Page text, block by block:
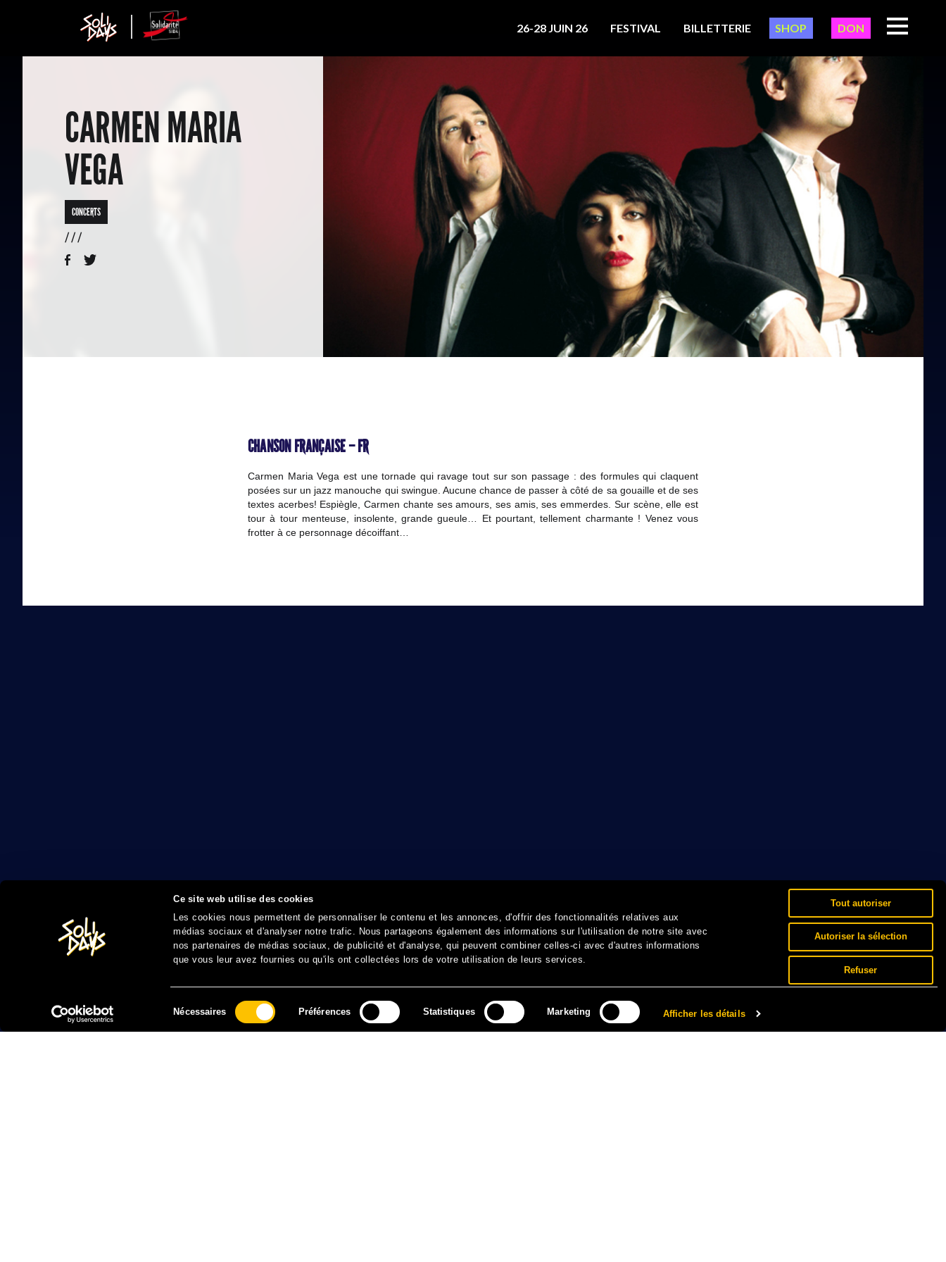
Ce site web utilise des cookies
Les cookies nous permettent de personnaliser le contenu et les annonces, d'offrir des fonctionnalités relatives aux
médias sociaux et d'analyser notre trafic. Nous partageons également des informations sur l'utilisation de notre site avec
nos partenaires de médias sociaux, de publicité et d'analyse, qui peuvent combiner celles-ci avec d'autres informations
que vous leur avez fournies ou qu'ils ont collectées lors de votre utilisation de leurs services.
Nécessaires Préférences Statistiques Marketing Afficher les détails
Tout autoriser
Autoriser la sélection
Refuser
26-28 JUIN 26 FESTIVAL BILLETTERIE SHOP DON
CARMEN MARIA
VEGA
CONCERTS
/ / /
CHANSON FRANÇAISE – FR
Carmen Maria Vega est une tornade qui ravage tout sur son passage : des formules qui claquent
posées sur un jazz manouche qui swingue. Aucune chance de passer à côté de sa gouaille et de ses
textes acerbes! Espiègle, Carmen chante ses amours, ses amis, ses emmerdes. Sur scène, elle est
tour à tour menteuse, insolente, grande gueule… Et pourtant, tellement charmante ! Venez vous
frotter à ce personnage décoiffant…